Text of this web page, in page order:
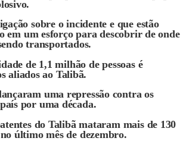
sobre o incidente e que estão
em um esforço para descobrir de onde
transportados.
de 1,1 milhão de pessoas é
aliados ao Talibã.
uma repressão contra os
por uma década.
do Talibã mataram mais de 130
último mês de dezembro.